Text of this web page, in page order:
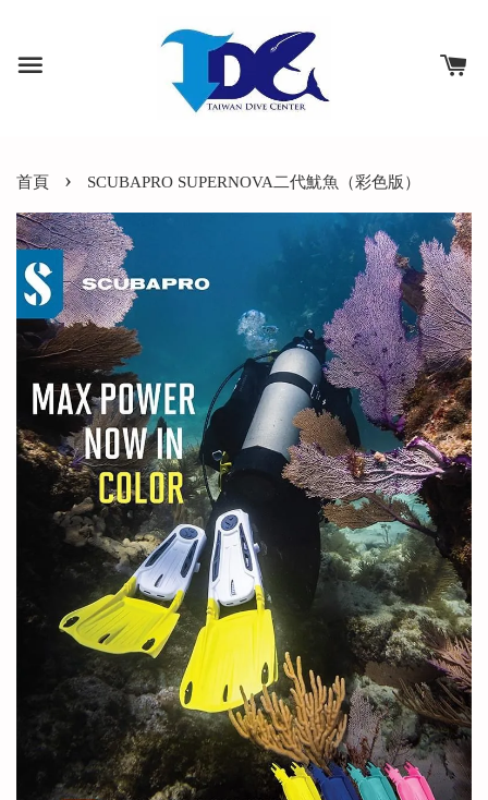
首頁 › SCUBAPRO SUPERNOVA二代魷魚（彩色版）